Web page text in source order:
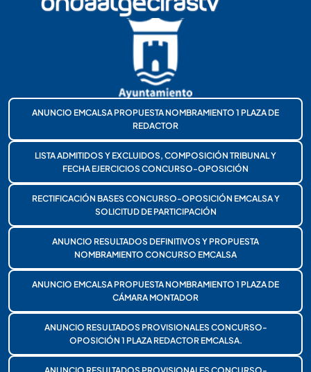
ANUNCIO EMCALSA PROPUESTA NOMBRAMIENTO 1 PLAZA DE
REDACTOR
LISTA ADMITIDOS Y EXCLUIDOS, COMPOSICIÓN TRIBUNAL Y
FECHA EJERCICIOS CONCURSO-OPOSICIÓN
RECTIFICACIÓN BASES CONCURSO-OPOSICIÓN EMCALSA Y
SOLICITUD DE PARTICIPACIÓN
ANUNCIO RESULTADOS DEFINITIVOS Y PROPUESTA
NOMBRAMIENTO CONCURSO EMCALSA
ANUNCIO EMCALSA PROPUESTA NOMBRAMIENTO 1 PLAZA DE
CÁMARA MONTADOR
ANUNCIO RESULTADOS PROVISIONALES CONCURSO-
OPOSICIÓN 1 PLAZA REDACTOR EMCALSA.